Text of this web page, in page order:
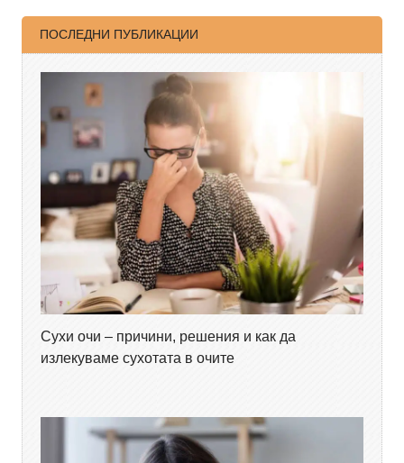
ПОСЛЕДНИ ПУБЛИКАЦИИ
Сухи очи – причини, решения и как да
излекуваме сухотата в очите